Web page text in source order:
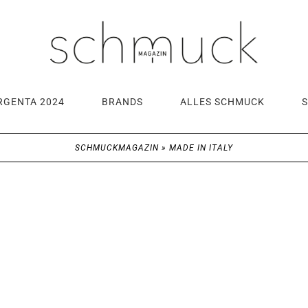
2024 BRANDS ALLES SCHMUCK
SCHMUCKMAGAZIN » MADE IN ITALY